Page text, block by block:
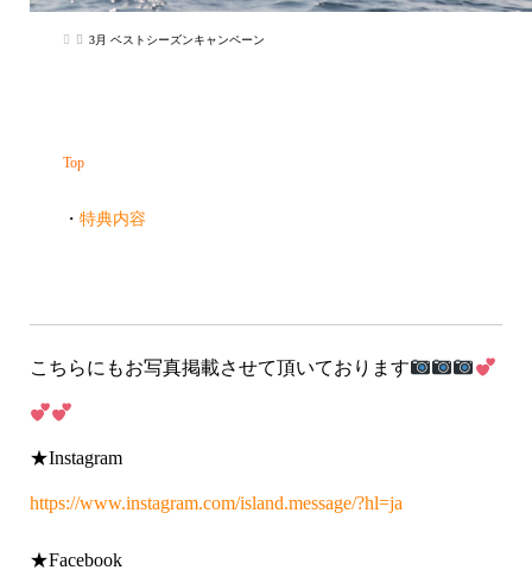
こちらにもお写真掲載させて頂いております
★Instagram
https://www.instagram.com/island.message/?hl=ja
★Facebook